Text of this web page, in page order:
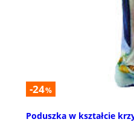
-24%
Poduszka w kształcie